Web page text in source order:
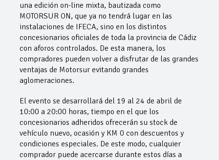
una edición on-line mixta, bautizada como
MOTORSUR ON, que ya no tendrá lugar en las
instalaciones de IFECA, sino en los distintos
concesionarios oficiales de toda la provincia de Cádiz
con aforos controlados. De esta manera, los
compradores pueden volver a disfrutar de las grandes
ventajas de Motorsur evitando grandes
aglomeraciones.
El evento se desarrollará del 19 al 24 de abril de
10:00 a 20:00 horas, tiempo en el que los
concesionarios adheridos ofrecerán su stock de
vehículo nuevo, ocasión y KM 0 con descuentos y
condiciones especiales. De este modo, cualquier
comprador puede acercarse durante estos días a